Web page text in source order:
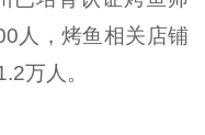
人，烤鱼相关店铺
万人。